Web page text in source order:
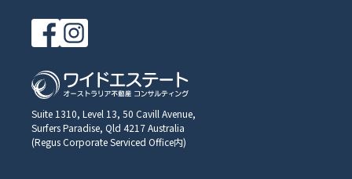
Suite 1310, Level 13, 50 Cavill Avenue,
Surfers Paradise, Qld 4217 Australia
(Regus Corporate Serviced Office内)